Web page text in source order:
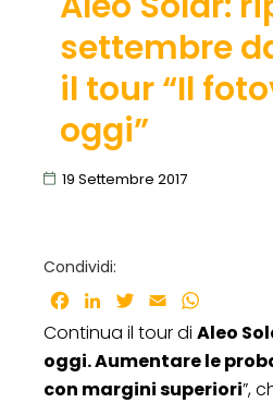
settembre
il tour “Il
oggi”
19 Settembre 2017
Condividi:
Facebook
LinkedInTwitter
Email
Continua il tour di Aleo
oggi. Aumentare le
con margini superiori”,